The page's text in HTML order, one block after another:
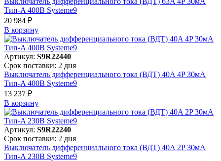
Тип-A 400В Systeme9
20 984 ₽
В корзинy
Артикул: S9R22440
Срок поставки: 2 дня
Выключатель дифференциального тока (ВДТ) 40A 4P 30мА
Тип-A 400В Systeme9
13 237 ₽
В корзинy
Артикул: S9R22240
Срок поставки: 2 дня
Выключатель дифференциального тока (ВДТ) 40A 2P 30мА
Тип-A 230В Systeme9